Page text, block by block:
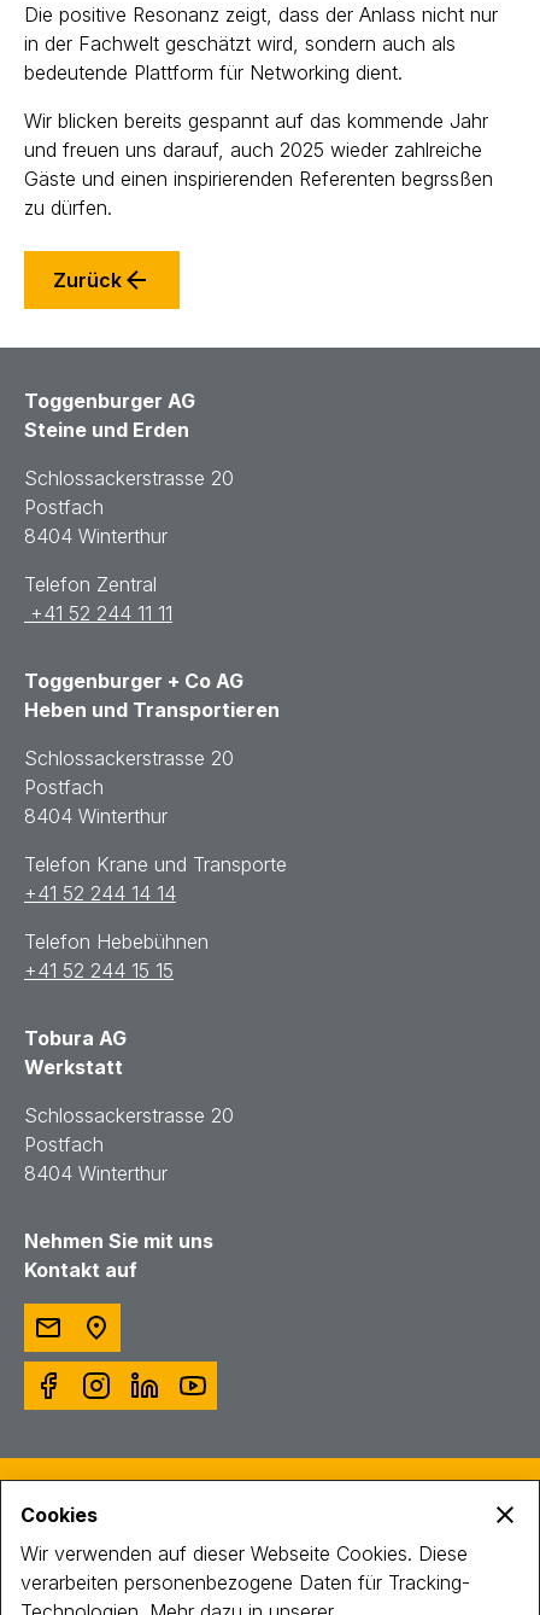
Die positive Resonanz zeigt, dass der Anlass nicht nur
in der Fachwelt geschätzt wird, sondern auch als
bedeutende Plattform für Networking dient.
Wir blicken bereits gespannt auf das kommende Jahr
und freuen uns darauf, auch 2025 wieder zahlreiche
Gäste und einen inspirierenden Referenten begrssßen
zu dürfen.
Zurück
Toggenburger AG
Steine und Erden
Schlossackerstrasse 20
Postfach
8404 Winterthur
Telefon Zentral
+41 52 244 11 11
Toggenburger + Co AG
Heben und Transportieren
Schlossackerstrasse 20
Postfach
8404 Winterthur
Telefon Krane und Transporte
+41 52 244 14 14
Telefon Hebebühnen
+41 52 244 15 15
Tobura AG
Werkstatt
Schlossackerstrasse 20
Postfach
8404 Winterthur
Nehmen Sie mit uns
Kontakt auf
Intranet
Datenschutz
Cookies
Wir verwenden auf dieser Webseite Cookies. Diese
verarbeiten personenbezogene Daten für Tracking-